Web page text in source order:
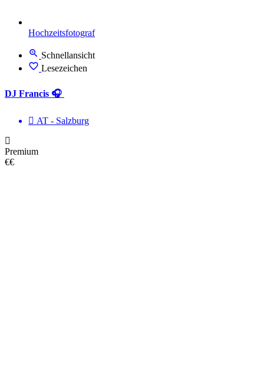
Hochzeitsfotograf
Schnellansicht
Lesezeichen
DJ Francis 🎧
AT - Salzburg
Premium
€€